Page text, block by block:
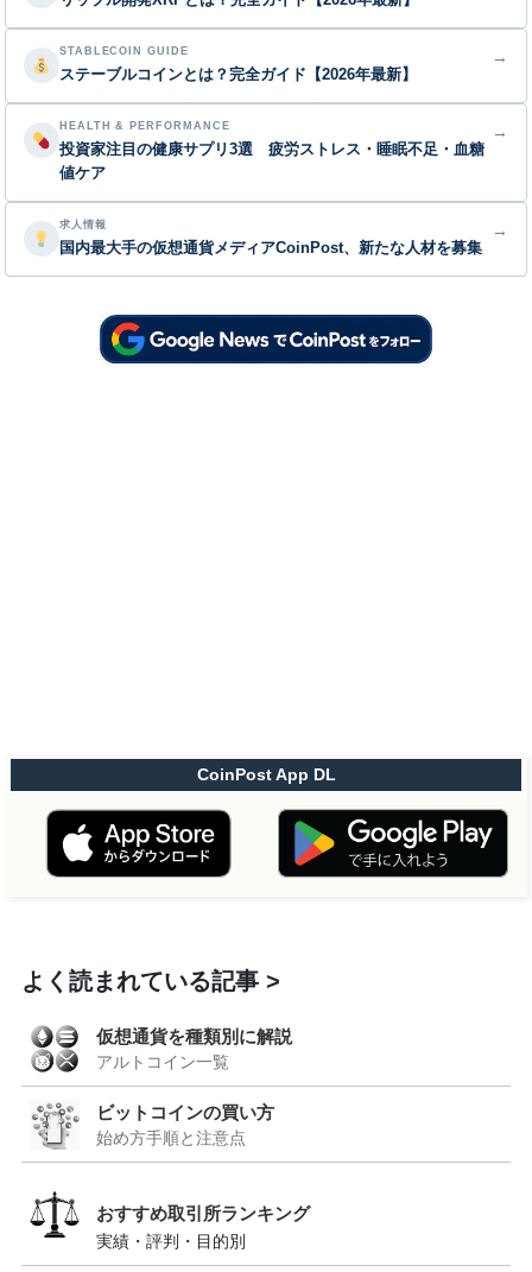
STABLECOIN GUIDE
ステーブルコインとは？完全ガイド【2026年最新】
→
HEALTH & PERFORMANCE
投資家注目の健康サプリ3選 疲労ストレス・睡眠不足・血糖
値ケア
→
求人情報
国内最大手の仮想通貨メディアCoinPost、新たな人材を募集
→
CoinPost App DL
よく読まれている記事
仮想通貨を種類別に解説
アルトコイン一覧
ビットコインの買い方
始め方手順と注意点
おすすめ取引所ランキング
実績・評判・目的別